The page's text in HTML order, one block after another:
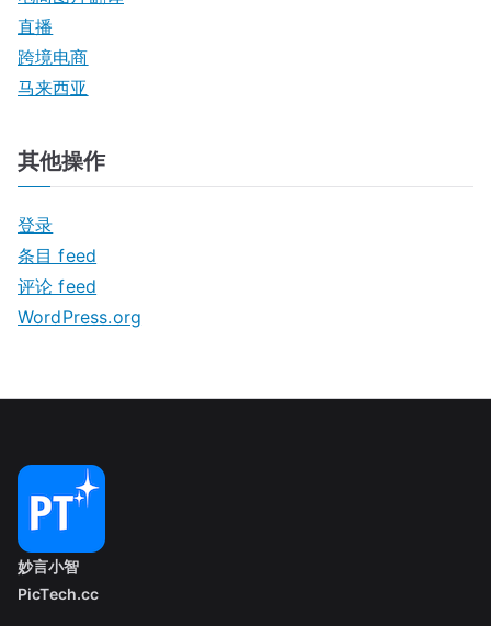
直播
跨境电商
马来西亚
其他操作
登录
条目 feed
评论 feed
WordPress.org
妙言小智
PicTech.cc